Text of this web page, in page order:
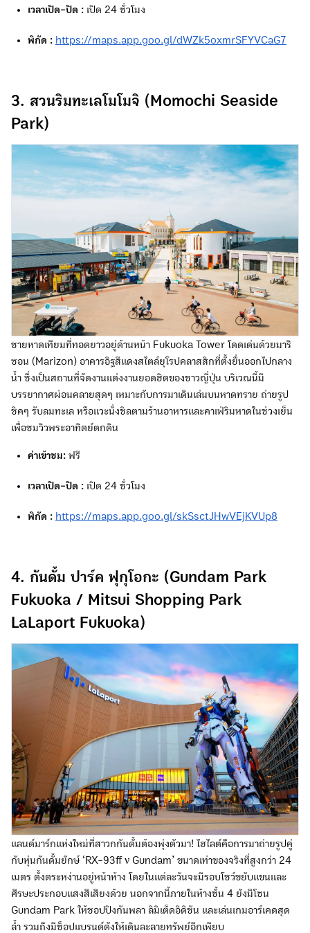
เวลาเปิด-ปิด : เปิด 24 ชั่วโมง
พิกัด : https://maps.app.goo.gl/dWZk5oxmrSFYVCaG7
3. สวนริมทะเลโมโมจิ (Momochi Seaside
Park)
ชายหาดเทียมที่ทอดยาวอยู่ด้านหน้า Fukuoka Tower โดดเด่นด้วยมาริ
ซอน (Marizon) อาคารอิฐสีแดงสไตล์ยุโรปคลาสสิกที่ตั้งยื่นออกไปกลาง
น้ำ ซึ่งเป็นสถานที่จัดงานแต่งงานยอดฮิตของชาวญี่ปุ่น บริเวณนี้มี
บรรยากาศผ่อนคลายสุดๆ เหมาะกับการมาเดินเล่นบนหาดทราย ถ่ายรูป
ชิคๆ รับลมทะเล หรือแวะนั่งชิลตามร้านอาหารและคาเฟ่ริมหาดในช่วงเย็น
เพื่อชมวิวพระอาทิตย์ตกดิน
ค่าเข้าชม: ฟรี
เวลาเปิด-ปิด : เปิด 24 ชั่วโมง
พิกัด : https://maps.app.goo.gl/skSsctJHwVEjKVUp8
4. กันดั้ม ปาร์ค ฟุกุโอกะ (Gundam Park
Fukuoka / Mitsui Shopping Park
LaLaport Fukuoka)
แลนด์มาร์กแห่งใหม่ที่สาวกกันดั้มต้องพุ่งตัวมา! ไฮไลต์คือการมาถ่ายรูปคู่
กับหุ่นกันดั้มยักษ์ ‘RX-93ff ν Gundam’ ขนาดเท่าของจริงที่สูงกว่า 24
เมตร ตั้งตระหง่านอยู่หน้าห้าง โดยในแต่ละวันจะมีรอบโชว์ขยับแขนและ
ศีรษะประกอบแสงสีเสียงด้วย นอกจากนี้ภายในห้างชั้น 4 ยังมีโซน
Gundam Park ให้ชอปปิงกันพลา ลิมิเต็ดอิดิชัน และเล่นเกมอาร์เคดสุด
ล้ำ รวมถึงมีช็อปแบรนด์ดังให้เดินละลายทรัพย์อีกเพียบ